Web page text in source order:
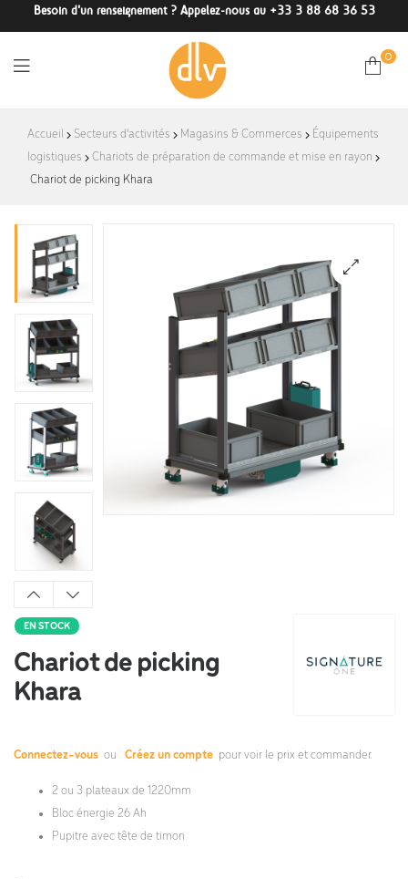
Besoin d'un renseignement ? Appelez-nous au +33 3 88 68 36 53
DLV-
France
0
Accueil Secteurs d'activités Magasins & Commerces
Équipements
logistiques
Chariots de préparation de commande et mise en rayon
Chariot de picking Khara
EN STOCK
Chariot de picking
Khara
Connectez-vous ou Créez un compte pour voir le prix et commander.
2 ou 3 plateaux de 1220mm
Bloc énergie 26 Ah
Pupitre avec tête de timon